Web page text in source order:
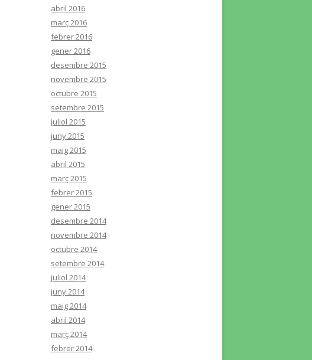
abril 2016
març 2016
febrer 2016
gener 2016
desembre 2015
novembre 2015
octubre 2015
setembre 2015
juliol 2015
juny 2015
maig 2015
abril 2015
març 2015
febrer 2015
gener 2015
desembre 2014
novembre 2014
octubre 2014
setembre 2014
juliol 2014
juny 2014
maig 2014
abril 2014
març 2014
febrer 2014